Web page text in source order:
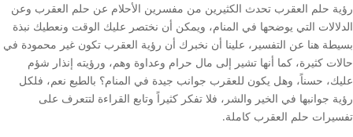
رؤية حلم العقرب تحدث الكثيرين من مفسرين الأحلام عن حلم العقرب وعن
الدلالات التي يوضحها في المنام، ويمكن أن نختصر عليك الوقت ونعطيك نبذة
بسيطة هنا عن التفسير، علينا أن نخبرك أن رؤية العقرب تكون غير محمودة في
حالات كثيرة، كما أنها تشير إلى مال حرام وعداوة وهم، ورؤيته إنذار شؤم
عليك، حسناً، وهل يكون للعقرب جوانب جيدة في المنام؟ بالطبع نعم، فلكل
رؤية جوانبها في الخير والشر، فلا تفكر كثيراً وتابع القراءة لتتعرف على
تفسيرات حلم العقرب كاملة.